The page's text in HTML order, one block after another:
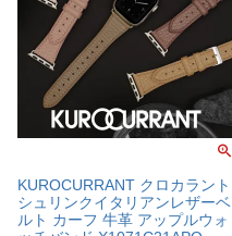
KUROCURRANT クロカラント
シュリンクイタリアンレザーベ
ルト カーフ 牛革 アップルウォ